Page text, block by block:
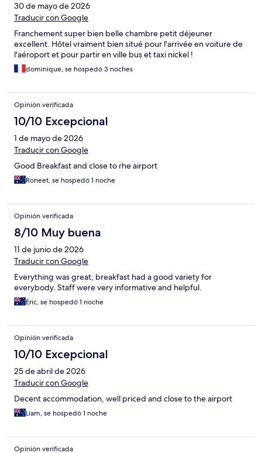
30 de mayo de 2026
Traducir con Google
Franchement super bien belle chambre petit déjeuner
excellent. Hôtel vraiment bien situé pour l'arrivée en voiture de
l'aéroport et pour partir en ville bus et taxi nickel !
dominique, se hospedó 3 noches
Opinión verificada
10/10 Excepcional
1 de mayo de 2026
Traducir con Google
Good Breakfast and close to rhe airport
Roneet, se hospedó 1 noche
Opinión verificada
8/10 Muy buena
11 de junio de 2026
Traducir con Google
Everything was great, breakfast had a good variety for
everybody. Staff were very informative and helpful.
Eric, se hospedó 1 noche
Opinión verificada
10/10 Excepcional
25 de abril de 2026
Traducir con Google
Decent accommodation, well priced and close to the airport
Liam, se hospedó 1 noche
Opinión verificada